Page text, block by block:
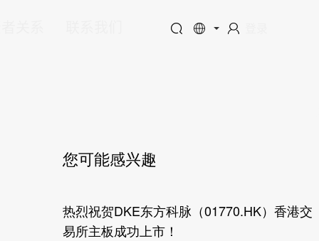
您可能感兴趣
热烈祝贺DKE东方科脉（01770.HK）香港交
易所主板成功上市！